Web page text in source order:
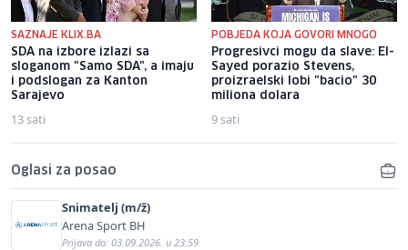
SAZNAJE KLIX.BA
SDA na izbore izlazi sa
sloganom "Samo SDA", a imaju
i podslogan za Kanton
Sarajevo
13 sati
POBJEDA KOJA GOVORI MNOGO
Progresivci mogu da slave: El-
Sayed porazio Stevens,
proizraelski lobi "bacio" 30
miliona dolara
9 sati
Oglasi za posao
Snimatelj (m/ž)
Arena Sport BH
Prijava do: 03.09.2026. u 23:59